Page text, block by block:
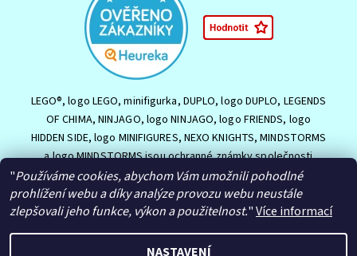
LEGO®, logo LEGO, minifigurka, DUPLO, logo DUPLO, LEGENDS
OF CHIMA, NINJAGO, logo NINJAGO, logo FRIENDS, logo
HIDDEN SIDE, logo MINIFIGURES, NEXO KNIGHTS, MINDSTORMS
a logo MINDSTORMS jsou ochranné známky společnosti
LEGO Group nebo jsou chráněny autorským právem LEGO
Group. ©2026 The LEGO Group.
"Používáme cookies, abychom Vám umožnili pohodlné
prohlížení webu a díky analýze provozu webu neustále
zlepšovali jeho funkce, výkon a použitelnost."Více informací
NASTAVENÍ